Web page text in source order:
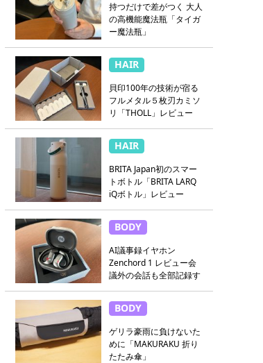
持つだけで差がつく 大人
の高機能魔法瓶「タイガ
ー魔法瓶」
HAIR
貝印100年の技術が宿る
フルメタル５枚刃カミソ
リ「THOLL」レビュー
HAIR
BRITA Japan初のスマー
トボトル「BRITA LARQ
iQボトル」レビュー
BODY
AI議事録イヤホン
Zenchord 1 レビュー会
議外の会話も全部記録す
BODY
ゲリラ豪雨に負けないた
めに「MAKURAKU 折り
たたみ傘」